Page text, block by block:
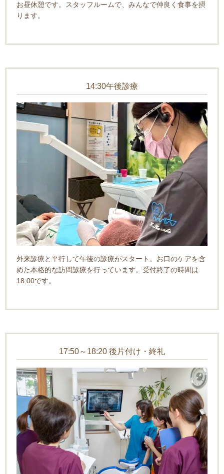
お昼休憩です。スタッフルームで、みんなで仲良く食事を摂
ります。
14:30午後診療
外来診療と平行して午後の診療がスタート。お口のケアを含
めた本格的な訪問診療を行っています。受付終了の時間は
18:00です。
17:50～18:20 後片付け・終礼